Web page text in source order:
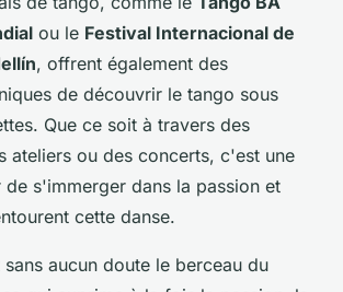
ou le Festival Internacional de
, offrent également des
de découvrir le tango sous
Que ce soit à travers des
ateliers ou des concerts, c'est une
s'immerger dans la passion et
cette danse.
sans aucun doute le berceau du